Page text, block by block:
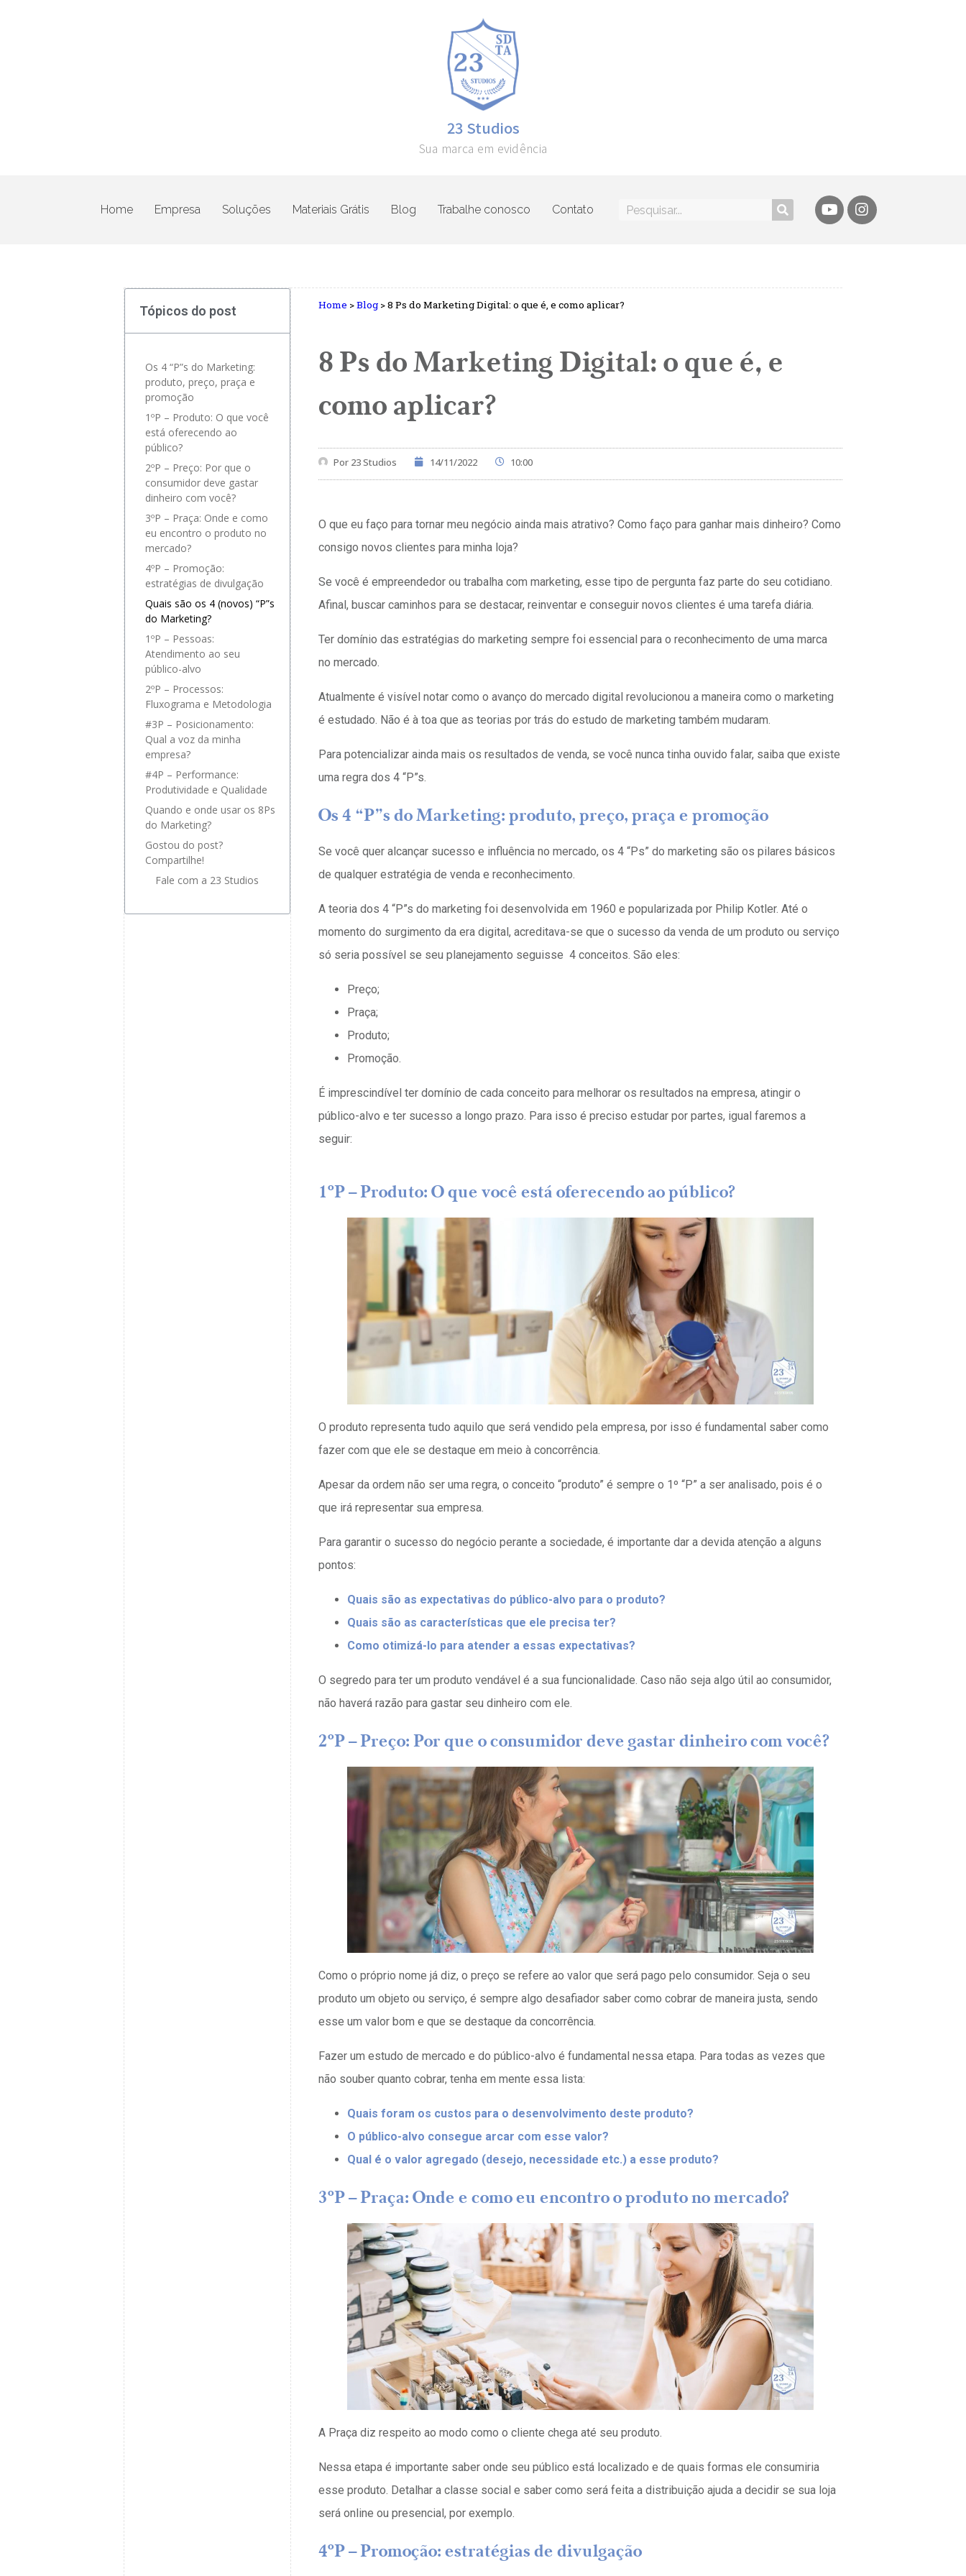
23 Studios
Sua marca em evidência
Home Empresa Soluções Materiais Grátis Blog Trabalhe conosco Contato
Tópicos do post
Os 4 “P”s do Marketing:
produto, preço, praça e
promoção
1ºP – Produto: O que você
está oferecendo ao
público?
2ºP – Preço: Por que o
consumidor deve gastar
dinheiro com você?
3ºP – Praça: Onde e como
eu encontro o produto no
mercado?
4ºP – Promoção:
estratégias de divulgação
Quais são os 4 (novos) “P”s
do Marketing?
1ºP – Pessoas:
Atendimento ao seu
público-alvo
2ºP – Processos:
Fluxograma e Metodologia
#3P – Posicionamento:
Qual a voz da minha
empresa?
#4P – Performance:
Produtividade e Qualidade
Quando e onde usar os 8Ps
do Marketing?
Gostou do post?
Compartilhe!
Fale com a 23 Studios
Home >Blog >8 Ps do Marketing Digital: o que é, e como aplicar?
8 Ps do Marketing Digital: o que é, e
como aplicar?
Por 23 Studios 14/11/2022 10:00
O que eu faço para tornar meu negócio ainda mais atrativo? Como faço para ganhar mais dinheiro? Como
consigo novos clientes para minha loja?
Se você é empreendedor ou trabalha com marketing, esse tipo de pergunta faz parte do seu cotidiano.
Afinal, buscar caminhos para se destacar, reinventar e conseguir novos clientes é uma tarefa diária.
Ter domínio das estratégias do marketing sempre foi essencial para o reconhecimento de uma marca
no mercado.
Atualmente é visível notar como o avanço do mercado digital revolucionou a maneira como o marketing
é estudado. Não é à toa que as teorias por trás do estudo de marketing também mudaram.
Para potencializar ainda mais os resultados de venda, se você nunca tinha ouvido falar, saiba que existe
uma regra dos 4 “P”s.
Os 4 “P”s do Marketing: produto, preço, praça e promoção
Se você quer alcançar sucesso e influência no mercado, os 4 “Ps” do marketing são os pilares básicos
de qualquer estratégia de venda e reconhecimento.
A teoria dos 4 “P”s do marketing foi desenvolvida em 1960 e popularizada por Philip Kotler. Até o
momento do surgimento da era digital, acreditava-se que o sucesso da venda de um produto ou serviço
só seria possível se seu planejamento seguisse 4 conceitos. São eles:
Preço;
Praça;
Produto;
Promoção.
É imprescindível ter domínio de cada conceito para melhorar os resultados na empresa, atingir o
público-alvo e ter sucesso a longo prazo. Para isso é preciso estudar por partes, igual faremos a
seguir:
1ºP – Produto: O que você está oferecendo ao público?
O produto representa tudo aquilo que será vendido pela empresa, por isso é fundamental saber como
fazer com que ele se destaque em meio à concorrência.
Apesar da ordem não ser uma regra, o conceito “produto” é sempre o 1º “P” a ser analisado, pois é o
que irá representar sua empresa.
Para garantir o sucesso do negócio perante a sociedade, é importante dar a devida atenção a alguns
pontos:
Quais são as expectativas do público-alvo para o produto?
Quais são as características que ele precisa ter?
Como otimizá-lo para atender a essas expectativas?
O segredo para ter um produto vendável é a sua funcionalidade. Caso não seja algo útil ao consumidor,
não haverá razão para gastar seu dinheiro com ele.
2ºP – Preço: Por que o consumidor deve gastar dinheiro com você?
Como o próprio nome já diz, o preço se refere ao valor que será pago pelo consumidor. Seja o seu
produto um objeto ou serviço, é sempre algo desafiador saber como cobrar de maneira justa, sendo
esse um valor bom e que se destaque da concorrência.
Fazer um estudo de mercado e do público-alvo é fundamental nessa etapa. Para todas as vezes que
não souber quanto cobrar, tenha em mente essa lista:
Quais foram os custos para o desenvolvimento deste produto?
O público-alvo consegue arcar com esse valor?
Qual é o valor agregado (desejo, necessidade etc.) a esse produto?
3ºP–Praça: Onde e como eu encontro o produto no mercado?
A Praça diz respeito ao modo como o cliente chega até seu produto.
Nessa etapa é importante saber onde seu público está localizado e de quais formas ele consumiria
esse produto. Detalhar a classe social e saber como será feita a distribuição ajuda a decidir se sua loja
será online ou presencial, por exemplo.
4ºP – Promoção: estratégias de divulgação